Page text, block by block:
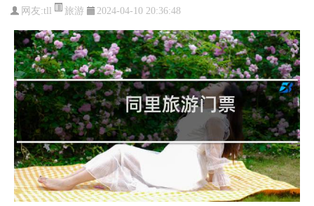
网友:tll 旅游 2024-04-10 20:36:48